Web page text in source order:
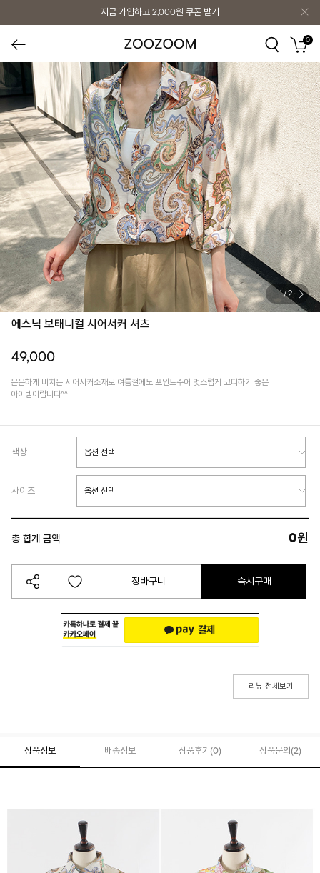
지금 가입하고 2,000원 쿠폰 받기
0
1/ 2
에스닉 보태니컬 시어서커 셔츠
49,000
은은하게 비치는 시어서커소재로 여름철에도 포인트주어 멋스럽게 코디하기 좋은
아이템이랍니다^^
색상
사이즈
총 합계 금액 0원
장바구니 즉시구매
리뷰 전체보기
상품정보 배송정보 상품후기(0) 상품문의 (2)